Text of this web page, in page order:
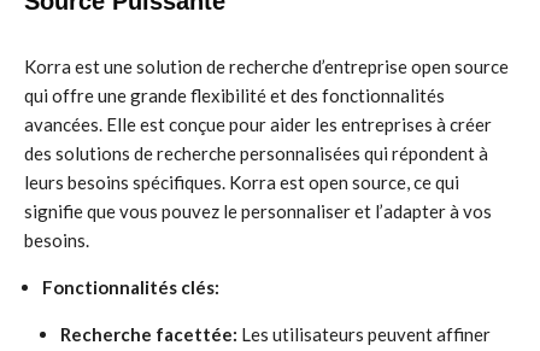
Korra est une solution de recherche d’entreprise open source
qui offre une grande flexibilité et des fonctionnalités
avancées. Elle est conçue pour aider les entreprises à créer
des solutions de recherche personnalisées qui répondent à
leurs besoins spécifiques. Korra est open source, ce qui
signifie que vous pouvez le personnaliser et l’adapter à vos
besoins.
Fonctionnalités clés:
Recherche facettée: Les utilisateurs peuvent affiner